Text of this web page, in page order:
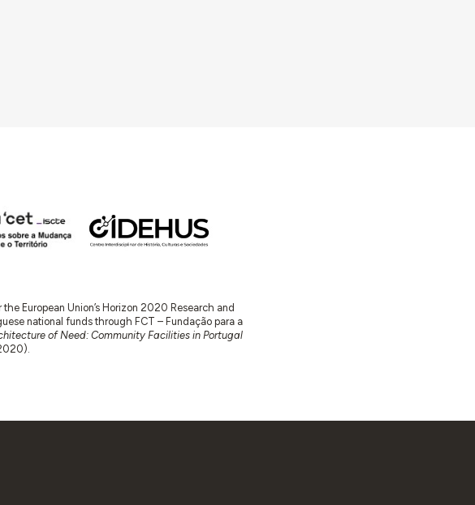
European Union’s Horizon 2020 Research and
national funds through FCT – Fundação para a
of Need: Community Facilities in Portugal